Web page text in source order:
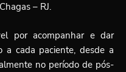
– RJ.
por acompanhar e dar
a cada paciente, desde a
no período de pós-